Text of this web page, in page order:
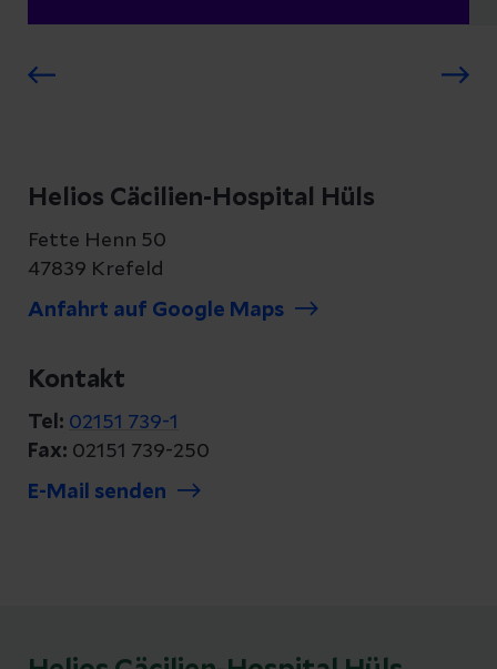
Helios Cäcilien-Hospital Hüls
Fette Henn 50
47839 Krefeld
Anfahrt auf Google Maps
Kontakt
Tel: 02151 739-1
Fax: 02151 739-250
E-Mail senden